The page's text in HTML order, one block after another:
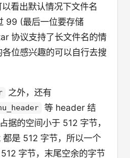
看出默认情况下文件名
99 (最后一位要存储
协议支持了长文件名的情
位感兴趣的可以自行去搜
之外，还有
等 header 结
据的空间小于 512 字节，
是 512 字节，所以一个
字节，末尾空余的字节